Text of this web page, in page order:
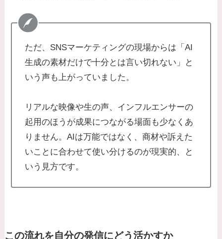
ただ、SNSマーケティングの現場からは「AI
生成の素材だけで十分とは言い切れない」と
いう声も上がっていました。
リアルな映像や生の声、インフルエンサーの
起用のほうが成果につながる場面も少なくあ
りません。AIは万能ではなく、商材や訴えた
いことに合わせて使い分けるのが現実的、と
いう見方です。
この流れを自分の発信にどう活かすか